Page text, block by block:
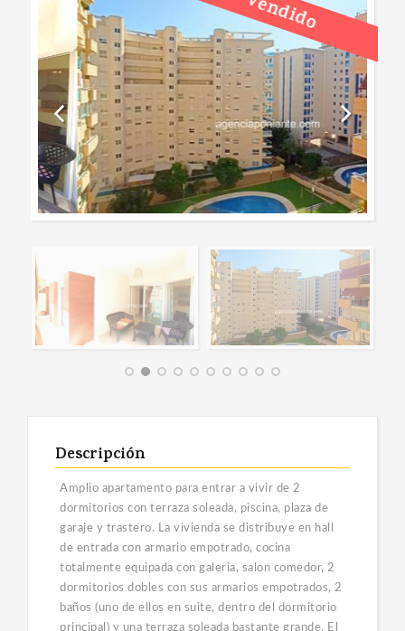
Vendido
Descripción
Amplio apartamento para entrar a vivir de 2
dormitorios con terraza soleada, piscina, plaza de
garaje y trastero. La vivienda se distribuye en hall
de entrada con armario empotrado, cocina
totalmente equipada con galeria, salon comedor, 2
dormitorios dobles con sus armarios empotrados, 2
baños (uno de ellos en suite, dentro del dormitorio
principal) y una terraza soleada bastante grande. El